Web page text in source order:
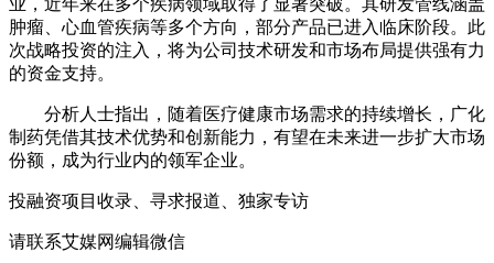
业，近年来在多个疾病领域取得了显著突破。其研发管线涵盖
肿瘤、心血管疾病等多个方向，部分产品已进入临床阶段。此
次战略投资的注入，将为公司技术研发和市场布局提供强有力
的资金支持。
分析人士指出，随着医疗健康市场需求的持续增长，广化
制药凭借其技术优势和创新能力，有望在未来进一步扩大市场
份额，成为行业内的领军企业。
投融资项目收录、寻求报道、独家专访
请联系艾媒网编辑微信